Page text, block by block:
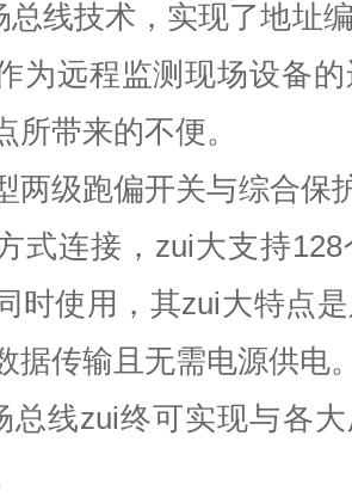
总线技术，实现了地址
为远程监测现场设备
所带来的不便。
两级跑偏开关与综合保
式连接，zui大支持
时使用，其zui大特点
据传输且无需电源供电
总线zui终可实现与各